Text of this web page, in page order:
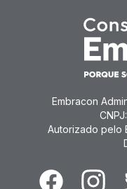
Embracon
Autorizado pelo
Facebook